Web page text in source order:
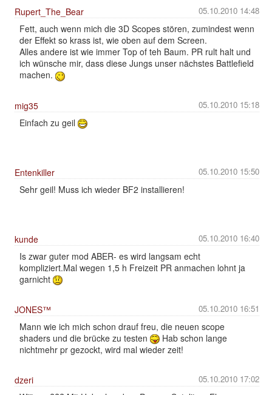
05.10.2010 14:48
Rupert_The_Bear
Fett, auch wenn mich die 3D Scopes stören, zumindest wenn
der Effekt so krass ist, wie oben auf dem Screen.
Alles andere ist wie immer Top of teh Baum. PR rult halt und
ich wünsche mir, dass diese Jungs unser nächstes Battlefield
machen.
05.10.2010 15:18
mig35
Einfach zu geil
05.10.2010 15:50
Entenkiller
Sehr geil! Muss ich wieder BF2 installieren!
05.10.2010 16:40
kunde
Is zwar guter mod ABER- es wird langsam echt
kompliziert.Mal wegen 1,5 h Freizeit PR anmachen lohnt ja
garnicht
05.10.2010 16:51
JONES™
Mann wie ich mich schon drauf freu, die neuen scope
shaders und die brücke zu testen
Hab schon lange
nichtmehr pr gezockt, wird mal wieder zeit!
05.10.2010 17:02
dzeri